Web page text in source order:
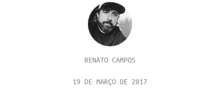
RENATO CAMPOS
19 DE MARÇO DE 2017